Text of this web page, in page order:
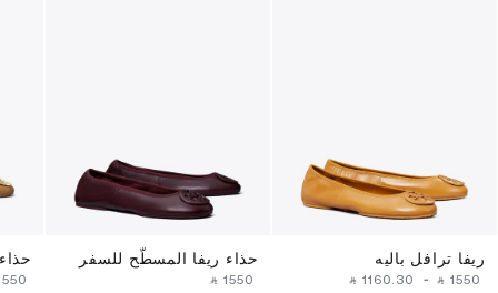
ريفا ترافل باليه
‎ ⃁ ⁦1160.30⁩ ‎ - ‎ ⃁ ⁦1550⁩ ‎
حذاء ريفا المسطّح للسفر
‎ ⃁ ⁦1550⁩ ‎